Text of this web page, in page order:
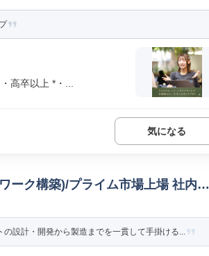
高卒以上 *・...
気になる
ーク構築)/プライム市場上場 社内シ
設計・開発から製造までを一貫して手掛ける...